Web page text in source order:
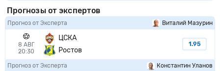
Прогнозы от экспертов
Прогноз от Эксперта Виталий Мазурин
8 АВГ
20:30
ЦСКА
Ростов
1.95
Прогноз от Эксперта Константин Уланов